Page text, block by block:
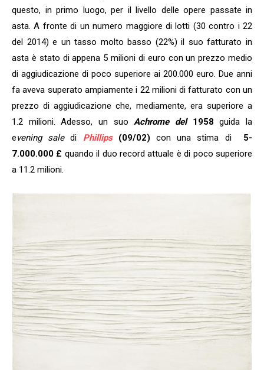
questo, in primo luogo, per il livello delle opere passate in
asta. A fronte di un numero maggiore di lotti (30 contro i 22
del 2014) e un tasso molto basso (22%) il suo fatturato in
asta è stato di appena 5 milioni di euro con un prezzo medio
di aggiudicazione di poco superiore ai 200.000 euro. Due anni
fa aveva superato ampiamente i 22 milioni di fatturato con un
prezzo di aggiudicazione che, mediamente, era superiore a
1.2 milioni. Adesso, un suoAchrome del 1958 guida la
evening saledi Phillips(09/02) con una stima di 5-
7.000.000 £ quando il duo record attuale è di poco superiore
a 11.2 milioni.